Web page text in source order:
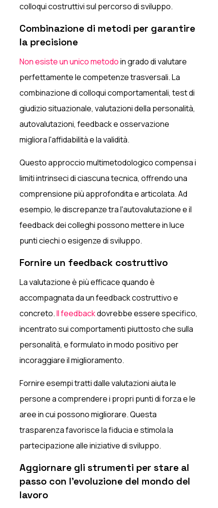
colloqui costruttivi sul percorso di sviluppo.
Combinazione di metodi per garantire
la precisione
Non esiste un unico metodoin grado di valutare
perfettamente le competenze trasversali. La
combinazione di colloqui comportamentali, test di
giudizio situazionale, valutazioni della personalità,
autovalutazioni, feedback e osservazione
migliora l'affidabilità e la validità.
Questo approccio multimetodologico compensa i
limiti intrinseci di ciascuna tecnica, offrendo una
comprensione più approfondita e articolata. Ad
esempio, le discrepanze tra l'autovalutazione e il
feedback dei colleghi possono mettere in luce
punti ciechi o esigenze di sviluppo.
Fornire un feedback costruttivo
La valutazione è più efficace quando è
accompagnata da un feedback costruttivo e
concreto.Il feedbackdovrebbe essere specifico,
incentrato sui comportamenti piuttosto che sulla
personalità, e formulato in modo positivo per
incoraggiare il miglioramento.
Fornire esempi tratti dalle valutazioni aiuta le
persone a comprendere i propri punti di forza e le
aree in cui possono migliorare. Questa
trasparenza favorisce la fiducia e stimola la
partecipazione alle iniziative di sviluppo.
Aggiornare gli strumenti per stare al
passo con l'evoluzione del mondo del
lavoro